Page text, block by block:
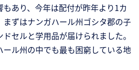
あり、今年は配付が昨年より1カ
ずはナンガハール州ゴシタ郡の子
セルと学用品が届けられました。
ール州の中でも最も困窮している地